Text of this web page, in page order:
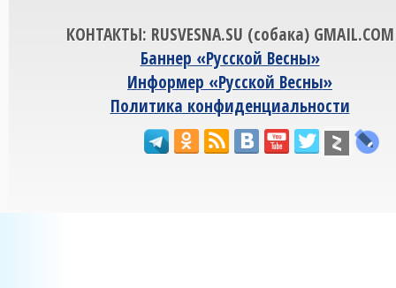
КОНТАКТЫ: RUSVESNA.SU (собака) GMAIL.COM
Баннер «Русской Весны»
Информер «Русской Весны»
Политика конфиденциальности